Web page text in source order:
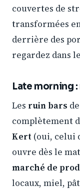
couvertes de
transformées
derrière des
regardez dans
Late morning
Les ruin bars
complètement
Kert (oui, celui
ouvre dès le
marché de
locaux, miel,